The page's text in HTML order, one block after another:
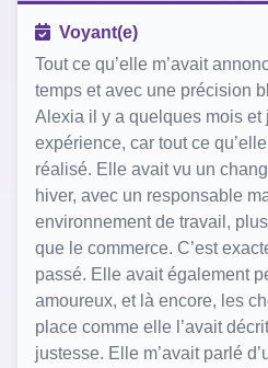
Voyant(e)
Tout ce qu’elle m’avait
temps et avec une précision
Alexia il y a quelques mois et
expérience, car tout ce
réalisé. Elle avait vu un
hiver, avec un responsable
environnement de travail,
que le commerce. C’est
passé. Elle avait également
amoureux, et là encore, les
place comme elle l’avait
justesse. Elle m’avait parlé